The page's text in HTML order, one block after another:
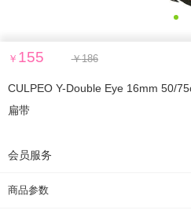
￥ 155 ￥186
CULPEO Y-Double Eye 16mm 50/
扁带
会员服务
商品参数